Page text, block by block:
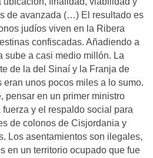
de avanzada (…) El resultado es
judíos viven en la Ribera
confiscadas. Añadiendo a
sube a casi medio millón. La
de la del Sinaí y la Franja de
unos pocos miles a lo sumo.
pensar en un primer ministro
y el respaldo social para
de colonos de Cisjordania y
Los asentamientos son ilegales,
en un territorio ocupado que fue